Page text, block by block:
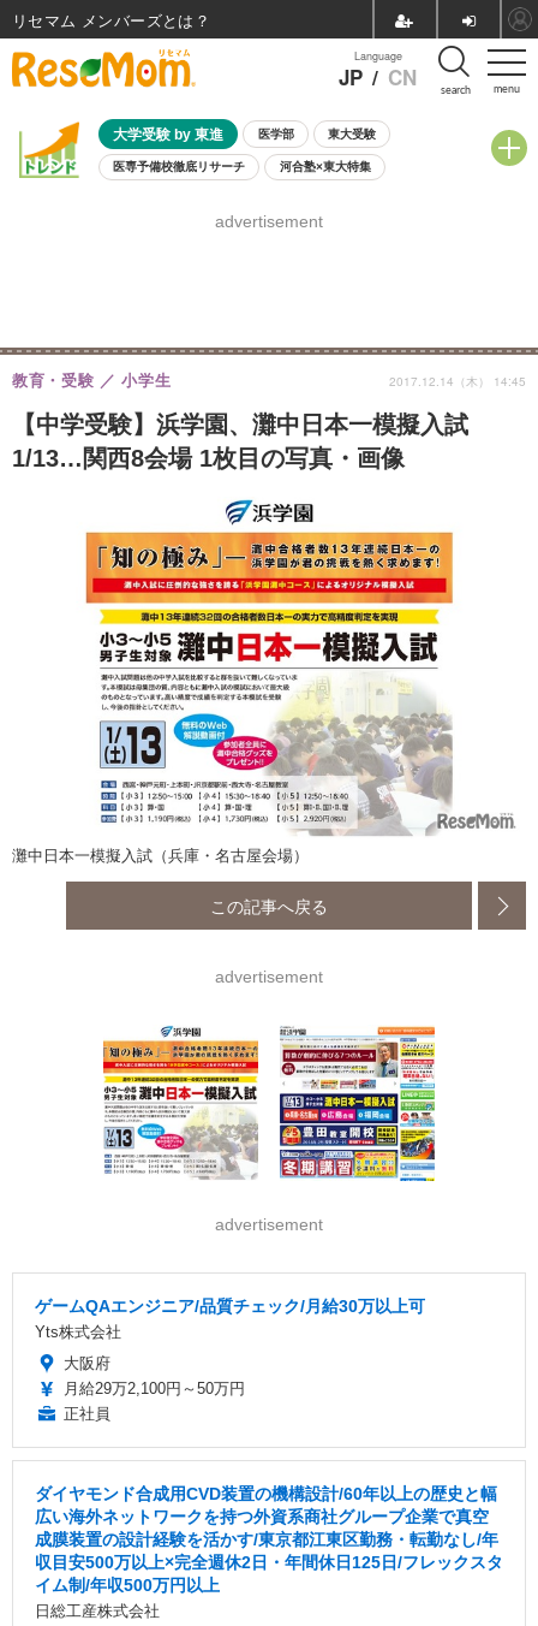
menu
Language
JP / CN search
大学受験 by 東進 医学部 東大受験
医専予備校徹底リサーチ 河合塾×東大特集
8月開催学校説明会・相談会
advertisement
【中学受験】浜学園、灘中日本一模擬入試
1/13…関西8会場 1枚目の写真・画像
教育・受験 小学生 2017.12.14（木） 14:45
灘中日本一模擬入試（兵庫・名古屋会場）
この記事へ戻る
advertisement
advertisement
ゲームQAエンジニア/品質チェック/月給30万以上可
Yts株式会社
大阪府
月給29万2,100円～50万円
正社員
ダイヤモンド合成用CVD装置の機構設計/60年以上の歴史と幅
広い海外ネットワークを持つ外資系商社グループ企業で真空
成膜装置の設計経験を活かす/東京都江東区勤務・転勤なし/年
収目安500万以上×完全週休2日・年間休日125日/フレックスタ
イム制/年収500万円以上
日総工産株式会社
リセマム メンバーズ